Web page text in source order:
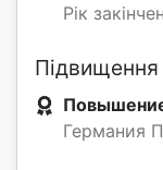
Рік
Підвищення
Германия